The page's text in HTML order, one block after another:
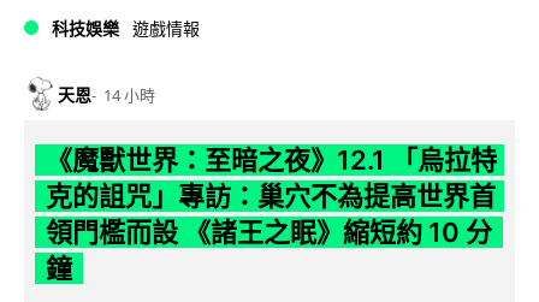
科技娛樂 遊戲情報
天恩 14 小時
《魔獸世界：至暗之夜》12.1 「烏拉特
克的詛咒」專訪：巢穴不為提高世界首
領門檻而設 《諸王之眠》縮短約 10 分
鐘